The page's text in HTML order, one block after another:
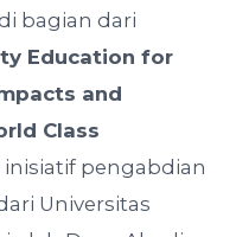
bagian dari
Education for
and
Class
inisiatif pengabdian
Universitas